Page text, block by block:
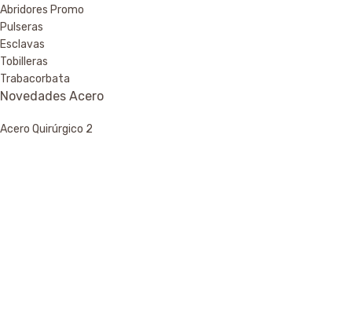
Abridores Promo
Pulseras
Esclavas
Tobilleras
Trabacorbata
Novedades Acero
Acero Quirúrgico 2